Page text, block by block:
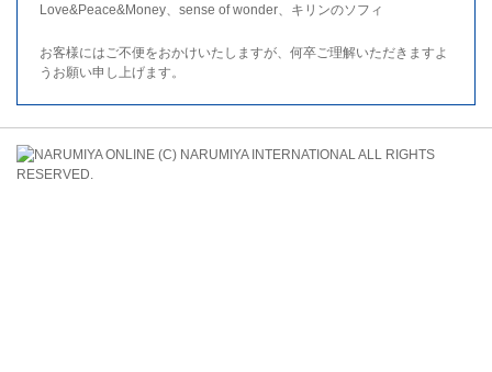
Love&Peace&Money、sense of wonder、キリンのソフィ
お客様にはご不便をおかけいたしますが、何卒ご理解いただきますよ
うお願い申し上げます。